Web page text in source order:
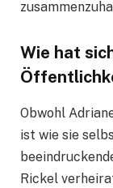
Wie hat
Obwohl
ist wie sie
Rickel